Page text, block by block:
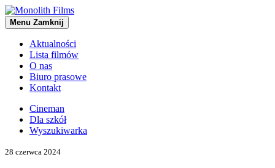
Menu Zamknij
Aktualności
Lista filmów
O nas
Biuro prasowe
Kontakt
Cineman
Dla szkół
Wyszukiwarka
28 czerwca 2024